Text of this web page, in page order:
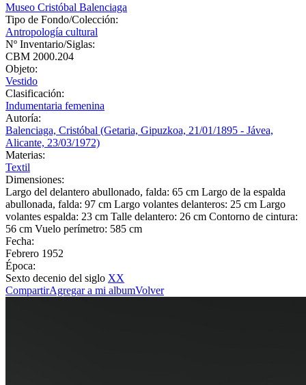
Museo Cristóbal Balenciaga
Tipo de Fondo/Colección:
Antropología cultural
Nº Inventario/Siglas:
CBM 2000.204
Objeto:
Vestido
Clasificación:
Indumentaria femenina
Autoría:
Balenciaga, Cristóbal (Getaria, Gipuzkoa, 21/01/1895 - Jávea,
Alicante, 23/03/1972)
Materias:
Textil
Dimensiones:
Largo del delantero abullonado, falda: 65 cm Largo de la espalda
abullonada, falda: 97 cm Largo volantes delanteros: 25 cm Largo
volantes espalda: 23 cm Talle delantero: 26 cm Contorno de cintura:
56 cm Vuelo perímetro: 585 cm
Fecha:
Febrero 1952
Época:
Sexto decenio del siglo XX
CompartirAgregar a mi albumVolver